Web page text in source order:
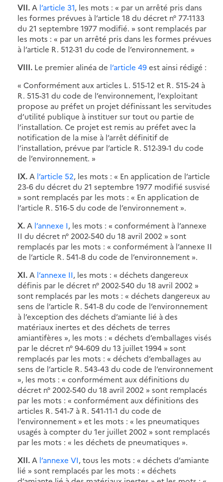
VII. A l’article 31, les mots : « par un arrêté pris dans
les formes prévues à l’article 18 du décret n° 77-1133
du 21 septembre 1977 modifié. » sont remplacés par
les mots : « par un arrêté pris dans les formes prévues
à l’article R. 512-31 du code de l’environnement. »
VIII. Le premier alinéa de l’article 49est ainsi rédigé :
« Conformément aux articles L. 515-12 et R. 515-24 à
R. 515-31 du code de l’environnement, l’exploitant
propose au préfet un projet définissant les servitudes
d’utilité publique à instituer sur tout ou partie de
l’installation. Ce projet est remis au préfet avec la
notification de la mise à l’arrêt définitif de
l’installation, prévue par l’article R. 512-39-1 du code
de l’environnement. »
IX. A l’article 52, les mots : « En application de l’article
23-6 du décret du 21 septembre 1977 modifié susvisé
» sont remplacés par les mots : « En application de
l’article R. 516-5 du code de l’environnement ».
X. A l’annexe I, les mots : « conformément à l’annexe
II du décret n° 2002-540 du 18 avril 2002 » sont
remplacés par les mots : « conformément à l’annexe II
de l’article R. 541-8 du code de l’environnement ».
XI. A l’annexe II, les mots : « déchets dangereux
définis par le décret n° 2002-540 du 18 avril 2002 »
sont remplacés par les mots : « déchets dangereux au
sens de l’article R. 541-8 du code de l’environnement
à l’exception des déchets d’amiante lié à des
matériaux inertes et des déchets de terres
amiantifères », les mots : « déchets d’emballages visés
par le décret n° 94-609 du 13 juillet 1994 » sont
remplacés par les mots : « déchets d’emballages au
sens de l’article R. 543-43 du code de l’environnement
», les mots : « conformément aux définitions du
décret n° 2002-540 du 18 avril 2002 » sont remplacés
par les mots : « conformément aux définitions des
articles R. 541-7 à R. 541-11-1 du code de
l’environnement » et les mots : « les pneumatiques
usagés à compter du 1er juillet 2002 » sont remplacés
par les mots : « les déchets de pneumatiques ».
XII. A l’annexe VI, tous les mots : « déchets d’amiante
lié » sont remplacés par les mots : « déchets